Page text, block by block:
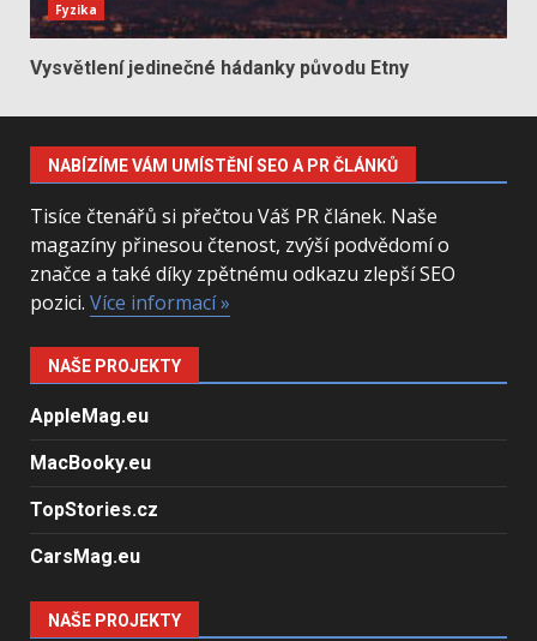
Fyzika
Vysvětlení jedinečné hádanky původu Etny
NABÍZÍME VÁM UMÍSTĚNÍ SEO A PR ČLÁNKŮ
Tisíce čtenářů si přečtou Váš PR článek. Naše
magazíny přinesou čtenost, zvýší podvědomí o
značce a také díky zpětnému odkazu zlepší SEO
pozici. Více informací »
NAŠE PROJEKTY
AppleMag.eu
MacBooky.eu
TopStories.cz
CarsMag.eu
NAŠE PROJEKTY